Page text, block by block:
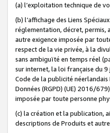
(a) l’exploitation technique de
(b) l’affichage des Liens
réglementation, décret, permis,
autre exigence imposée par
respect de la vie privée, à la
sans ambiguïté en temps réel
sur internet, la loi française du 9
Code de la publicité
Données (RGPD) (UE) 2016/
imposée par toute personne
(c) la création et la publication,
descriptions de Produits et